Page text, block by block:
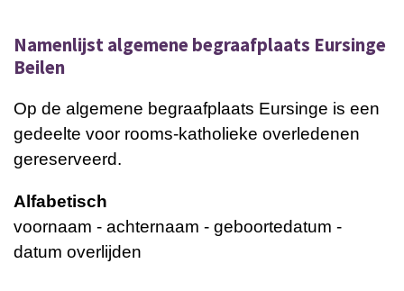
Namenlijst algemene begraafplaats Eursinge
Beilen
Op de algemene begraafplaats Eursinge is een
gedeelte voor rooms-katholieke overledenen
gereserveerd.
Alfabetisch
voornaam - achternaam - geboortedatum -
datum overlijden